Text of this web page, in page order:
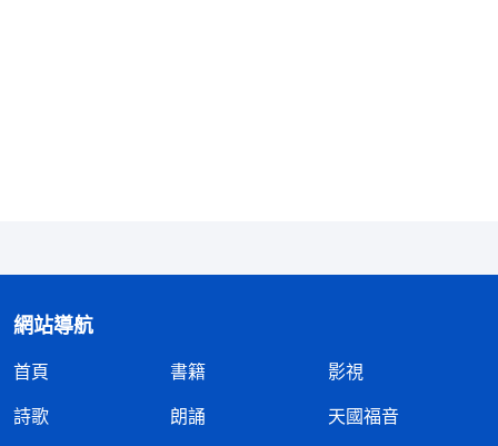
回到家後，我對妻子講述了自己被埋在沙土裏呼
求全能神的經過，妻子也深有同感地説：「我也在不
網站導航
首頁 書籍
影視
詩歌
朗誦
天國福音